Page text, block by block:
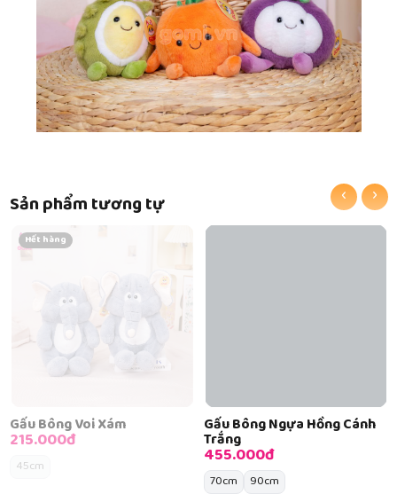
Sản phẩm tương tự
Hết hàng
Gấu Bông Voi Xám
215.000đ
45cm
Gấu Bông Ngựa Hồng Cánh
Trắng
455.000đ
70cm 90cm
‹ ›